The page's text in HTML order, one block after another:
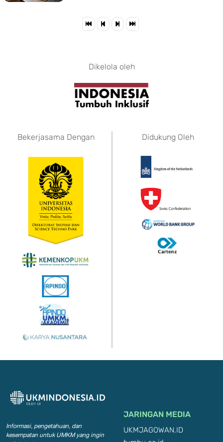
Dikelola oleh
Bekerjasama Dengan Didukung Oleh
Informasi, pengetahuan, dan
kesempatan untuk UMKM yang ingin
JARINGAN MEDIA
UKMJAGOWAN.ID